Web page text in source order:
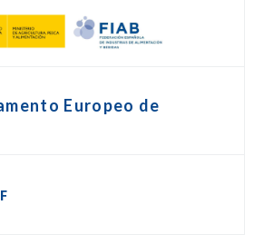
Europeo de